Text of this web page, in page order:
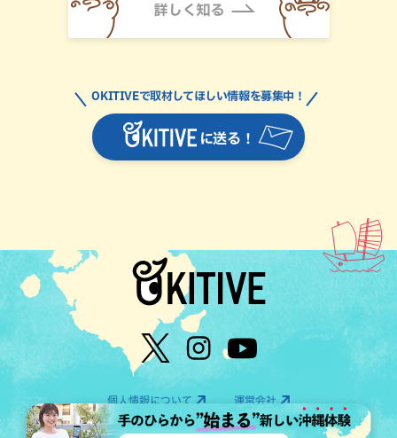
に送る！
OKITIVEで取材してほしい情報を募集中！
個人情報について 運営会社